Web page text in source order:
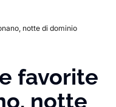
notte di dominio
favorite
notte